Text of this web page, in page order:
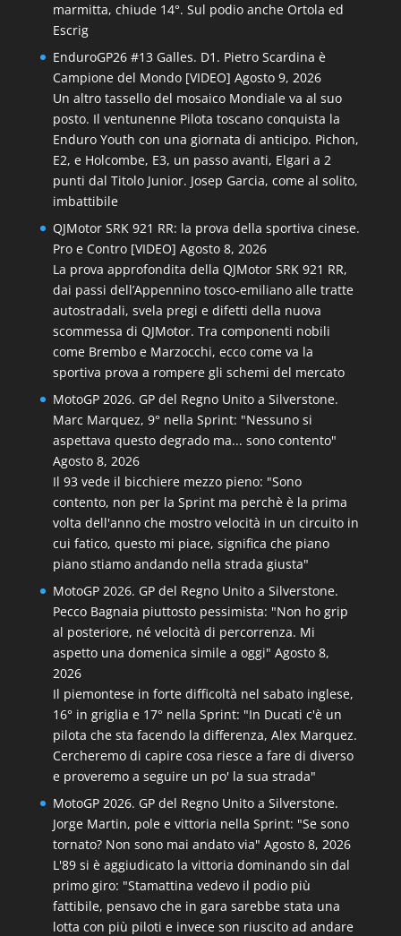
marmitta, chiude 14°. Sul podio anche Ortola ed
Escrig
EnduroGP26 #13 Galles. D1. Pietro Scardina è
Campione del Mondo [VIDEO] Agosto 9, 2026
Un altro tassello del mosaico Mondiale va al suo
posto. Il ventunenne Pilota toscano conquista la
Enduro Youth con una giornata di anticipo. Pichon,
E2, e Holcombe, E3, un passo avanti, Elgari a 2
punti dal Titolo Junior. Josep Garcia, come al solito,
imbattibile
QJMotor SRK 921 RR: la prova della sportiva cinese.
Pro e Contro [VIDEO] Agosto 8, 2026
La prova approfondita della QJMotor SRK 921 RR,
dai passi dell’Appennino tosco-emiliano alle tratte
autostradali, svela pregi e difetti della nuova
scommessa di QJMotor. Tra componenti nobili
come Brembo e Marzocchi, ecco come va la
sportiva prova a rompere gli schemi del mercato
MotoGP 2026. GP del Regno Unito a Silverstone.
Marc Marquez, 9° nella Sprint: "Nessuno si
aspettava questo degrado ma... sono contento"
Agosto 8, 2026
Il 93 vede il bicchiere mezzo pieno: "Sono
contento, non per la Sprint ma perchè è la prima
volta dell'anno che mostro velocità in un circuito in
cui fatico, questo mi piace, significa che piano
piano stiamo andando nella strada giusta"
MotoGP 2026. GP del Regno Unito a Silverstone.
Pecco Bagnaia piuttosto pessimista: "Non ho grip
al posteriore, né velocità di percorrenza. Mi
aspetto una domenica simile a oggi" Agosto 8,
2026
Il piemontese in forte difficoltà nel sabato inglese,
16° in griglia e 17° nella Sprint: "In Ducati c'è un
pilota che sta facendo la differenza, Alex Marquez.
Cercheremo di capire cosa riesce a fare di diverso
e proveremo a seguire un po' la sua strada"
MotoGP 2026. GP del Regno Unito a Silverstone.
Jorge Martin, pole e vittoria nella Sprint: "Se sono
tornato? Non sono mai andato via" Agosto 8, 2026
L'89 si è aggiudicato la vittoria dominando sin dal
primo giro: "Stamattina vedevo il podio più
fattibile, pensavo che in gara sarebbe stata una
lotta con più piloti e invece son riuscito ad andare